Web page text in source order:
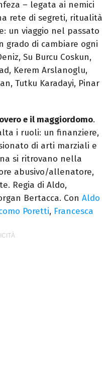
– legata ai nemici
rete di segreti, ritualità
un viaggio nel passato
grado di cambiare ogni
Su Burcu Coskun,
Kerem Arslanoglu,
Tutku Karadayi, Pinar
e il maggiordomo.
i ruoli: un finanziere,
di arti marziali e
si ritrovano nella
abusivo/allenatore,
Regia di Aldo,
Bertacca. Con Aldo
Poretti, Francesca